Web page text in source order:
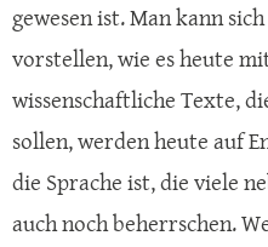
gewesen ist. Man kann
vorstellen, wie es heute
wissenschaftliche Texte,
sollen, werden heute auf
die Sprache ist, die viele
auch noch beherrschen.